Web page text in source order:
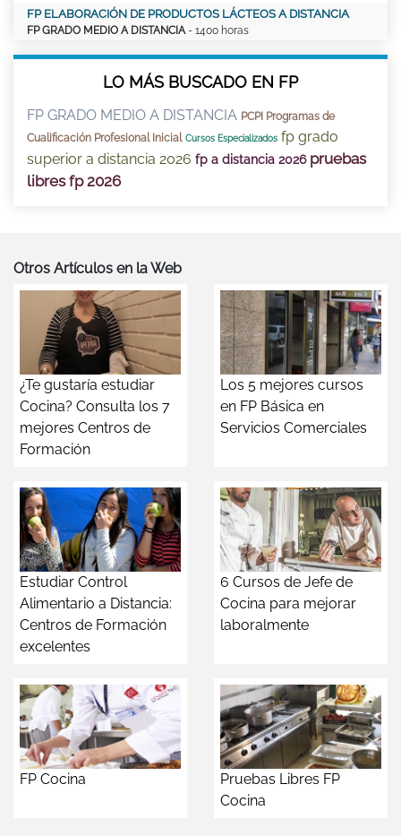
FP ELABORACIÓN DE PRODUCTOS LÁCTEOS A DISTANCIA
FP GRADO MEDIO A DISTANCIA - 1400 horas
LO MÁS BUSCADO EN FP
FP GRADO MEDIO A DISTANCIA PCPI Programas de
Cualificación Profesional Inicial Cursos Especializados fp grado
superior a distancia 2026 fp a distancia 2026 pruebas
libres fp 2026
Otros Artículos en la Web
¿Te gustaría estudiar
Cocina? Consulta los 7
mejores Centros de
Formación
Los 5 mejores cursos
en FP Básica en
Servicios Comerciales
Estudiar Control
Alimentario a Distancia:
Centros de Formación
excelentes
6 Cursos de Jefe de
Cocina para mejorar
laboralmente
FP Cocina
Pruebas Libres FP
Cocina